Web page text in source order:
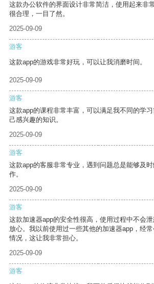
这款办公软件的界面设计非常简洁，使用起来非
很合理，一目了然。
2025-09-09
游客
这款app的游戏非常好玩，可以让我消磨时间。
2025-09-09
游客
这款app的课程非常丰富，可以满足我不同的学
己感兴趣的知识。
2025-09-09
游客
这款app的客服非常专业，遇到问题总是能够及
作。
2025-09-09
游客
这款加速器app的安全性很高，使用过程中不会
放心。我以前使用过一些其他的加速器app，经
情况，这让我非常担心。
2025-09-09
游客